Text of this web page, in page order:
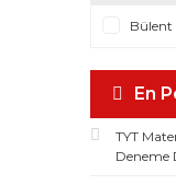
Palme
Yanıt
Bülent
En
TYT
Deneme